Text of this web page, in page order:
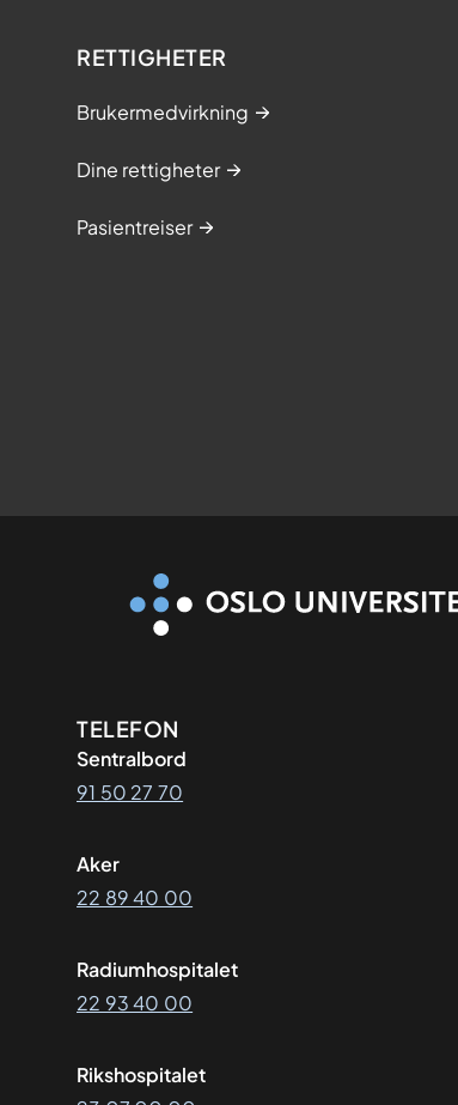
RETTIGHETER
Brukermedvirkning
Dine rettigheter
Pasientreiser
Kontaktinformasjon
TELEFON
Sentralbord
91 50 27 70
Aker
22 89 40 00
Radiumhospitalet
22 93 40 00
Rikshospitalet